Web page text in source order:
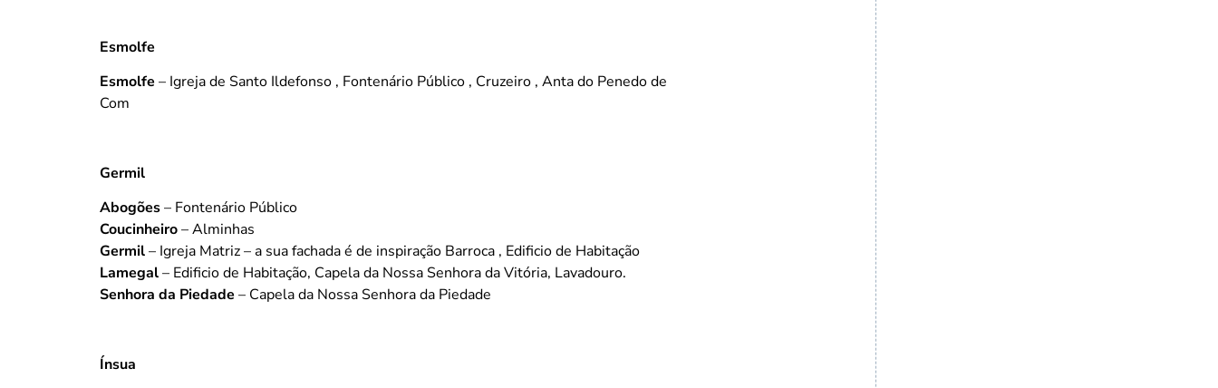
Esmolfe
Esmolfe – Igreja de Santo Ildefonso , Fontenário Público , Cruzeiro , Anta do Penedo de
Com
Germil
Abogões– Fontenário Público
Coucinheiro– Alminhas
Germil– Igreja Matriz – a sua fachada é de inspiração Barroca , Edificio de Habitação
Lamegal– Edificio de Habitação, Capela da Nossa Senhora da Vitória, Lavadouro.
Senhora da Piedade – Capela da Nossa Senhora da Piedade
Ínsua